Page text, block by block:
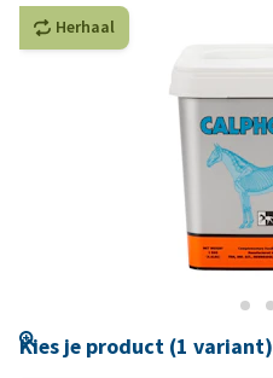
Herhaal
Kies je product (1 variant)